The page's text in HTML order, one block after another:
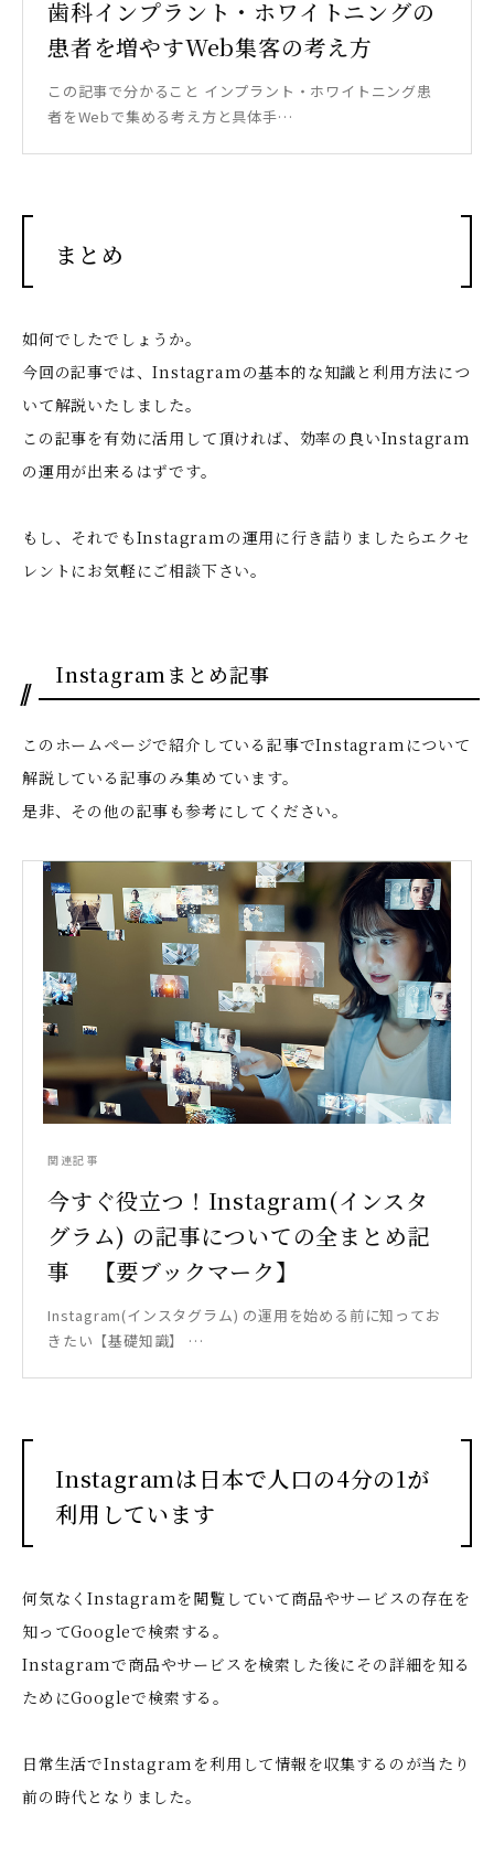
歯科インプラント・ホワイトニングの
患者を増やすWeb集客の考え方
この記事で分かること インプラント・ホワイトニング患
者をWebで集める考え方と具体手…
まとめ
如何でしたでしょうか。
今回の記事では、Instagramの基本的な知識と利用方法につ
いて解説いたしました。
この記事を有効に活用して頂ければ、効率の良いInstagram
の運用が出来るはずです。
もし、それでもInstagramの運用に行き詰りましたらエクセ
レントにお気軽にご相談下さい。
Instagramまとめ記事
このホームページで紹介している記事でInstagramについて
解説している記事のみ集めています。
是非、その他の記事も参考にしてください。
関連記事
今すぐ役立つ！Instagram(インスタ
グラム) の記事についての全まとめ記
事 【要ブックマーク】
Instagram(インスタグラム) の運用を始める前に知ってお
きたい【基礎知識】 …
Instagramは日本で人口の4分の1が
利用しています
何気なくInstagramを閲覧していて商品やサービスの存在を
知ってGoogleで検索する。
Instagramで商品やサービスを検索した後にその詳細を知る
ためにGoogleで検索する。
日常生活でInstagramを利用して情報を収集するのが当たり
前の時代となりました。